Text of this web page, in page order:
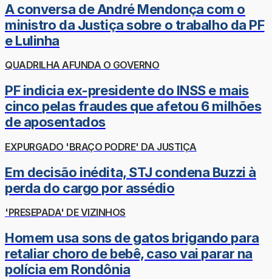
A conversa de André Mendonça com o
ministro da Justiça sobre o trabalho da PF
e Lulinha
QUADRILHA AFUNDA O GOVERNO
PF indicia ex-presidente do INSS e mais
cinco pelas fraudes que afetou 6 milhões
de aposentados
EXPURGADO 'BRAÇO PODRE' DA JUSTIÇA
Em decisão inédita, STJ condena Buzzi à
perda do cargo por assédio
'PRESEPADA' DE VIZINHOS
Homem usa sons de gatos brigando para
retaliar choro de bebê, caso vai parar na
polícia em Rondônia